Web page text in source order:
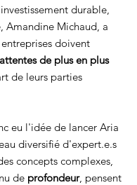
durable,
Amandine Michaud, a
doivent
attentes de plus en plus
de leurs parties
eu l'idée de lancer Aria
diversifié d'expert.e.s
concepts complexes,
de profondeur, pensent